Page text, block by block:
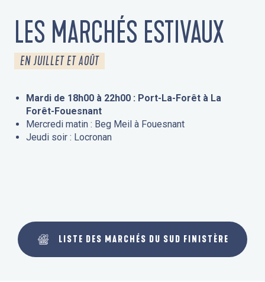
LES MARCHÉS ESTIVAUX
EN JUILLET ET AOÛT
Mardi de 18h00 à 22h00 : Port-La-Forêt à La
Forêt-Fouesnant
Mercredi matin : Beg Meil à Fouesnant
Jeudi soir : Locronan
LISTE DES MARCHÉS DU SUD FINISTÈRE